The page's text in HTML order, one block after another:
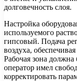
долговечность слоя.
Настройка
используемого
гипсовый. Подача
воздуха,
Рабочая зона
оператор имел
корректировать